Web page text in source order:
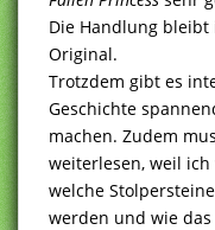
Die Handlung
Original.
Trotzdem gibt es
Geschichte
machen. Zudem
weiterlesen, weil
welche
werden und wie das